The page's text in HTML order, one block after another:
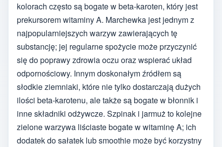
kolorach często są bogate w beta-karoten, który jest
prekursorem witaminy A. Marchewka jest jednym z
najpopularniejszych warzyw zawierających tę
substancję; jej regularne spożycie może przyczynić
się do poprawy zdrowia oczu oraz wspierać układ
odpornościowy. Innym doskonałym źródłem są
słodkie ziemniaki, które nie tylko dostarczają dużych
ilości beta-karotenu, ale także są bogate w błonnik i
inne składniki odżywcze. Szpinak i jarmuż to kolejne
zielone warzywa liściaste bogate w witaminę A; ich
dodatek do sałatek lub smoothie może być korzystny